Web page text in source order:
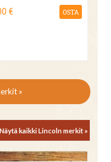
€ OSTA
»
Näytä kaikki Lincoln merkit »